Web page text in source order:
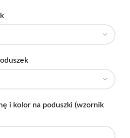
i kolor na poduszki (wzornik